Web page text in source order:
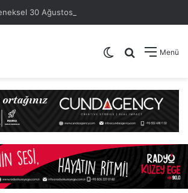
Menü
Arama yap
Dış görünümü